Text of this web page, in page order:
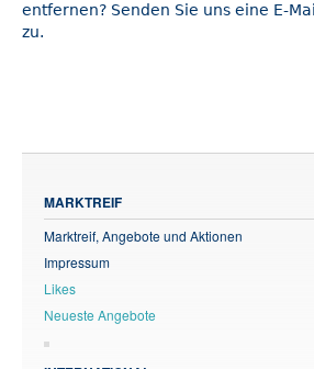
entfernen? Senden Sie uns eine E-
zu.
MARKTREIF
Marktreif, Angebote und Aktionen
Impressum
Likes
Neueste Angebote